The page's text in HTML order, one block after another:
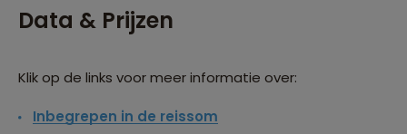
Data & Prijzen
Klik op de links voor meer informatie over:
Inbegrepen in de reissom